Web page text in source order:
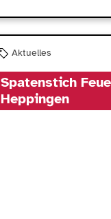
Aktuelles
Spatenstich
Heppingen